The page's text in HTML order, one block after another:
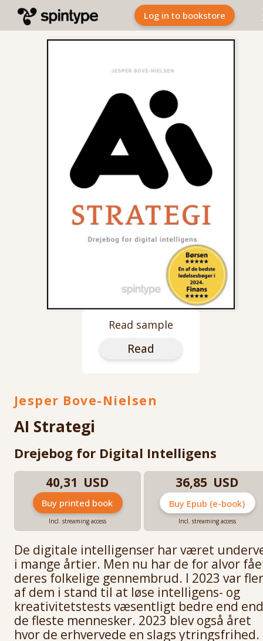
Log in to bookstore
Read sample
Read
Jesper Bove-Nielsen
AI Strategi
Drejebog for Digital Intelligens
40,31 USD
Buy printed book
Incl. streaming access
36,85 USD
Buy Epub (e-book)
Incl. streaming access
De digitale intelligenser har været
i mange årtier. Men nu har de for alvor
deres folkelige gennembrud. I 2023 var
af dem i stand til at løse intelligens- og
kreativitetstests væsentligt bedre end end
de fleste mennesker. 2023 blev også året
hvor de erhvervede en slags ytringsfrihed.